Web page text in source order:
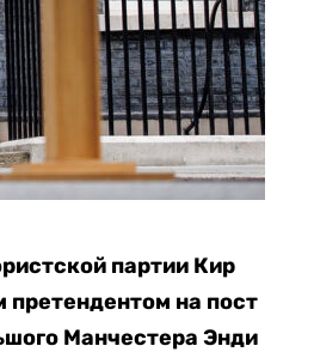
партии Кир
претендентом на пост
Манчестера Энди